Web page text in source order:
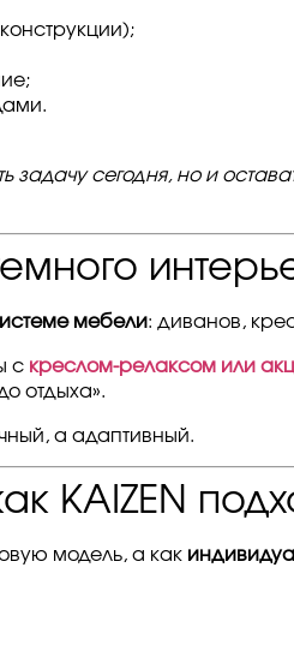
сегодня, но и
мебели: диванов,
с креслом-релаксом или
отдыха».
а адаптивный.
KAIZEN
модель, а как